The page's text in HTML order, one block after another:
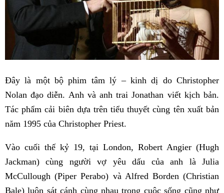
Đây là một bộ phim tâm lý – kinh dị do Christopher
Nolan đạo diễn. Anh và anh trai Jonathan viết kịch bản.
Tác phẩm cải biên dựa trên tiểu thuyết cùng tên xuất bản
năm 1995 của Christopher Priest.
Vào cuối thế kỷ 19, tại London, Robert Angier (Hugh
Jackman) cùng người vợ yêu dấu của anh là Julia
McCullough (Piper Perabo) và Alfred Borden (Christian
Bale) luôn sát cánh cùng nhau trong cuộc sống cũng như